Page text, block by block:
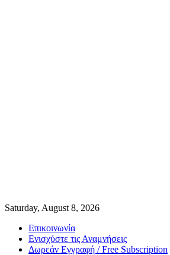
Saturday, August 8, 2026
Επικοινωνία
Ενισχύστε τις Αναμνήσεις
Δωρεάν Εγγραφή / Free Subscription